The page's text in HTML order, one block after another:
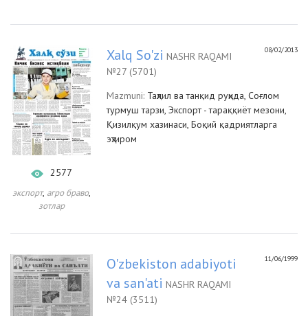
2577
экспорт, агро браво,
зотлар
08/02/2013
Xalq So'zi NASHR RAQAMI
№27 (5701)
Mazmuni: Таҳлил ва танқид руҳида, Соғлом
турмуш тарзи, Экспорт - тараққиёт мезони,
Қизилқум хазинаси, Боқий қадриятларга
эҳтиром
11/06/1999
O'zbekiston adabiyoti
va san'ati NASHR RAQAMI
№24 (3511)